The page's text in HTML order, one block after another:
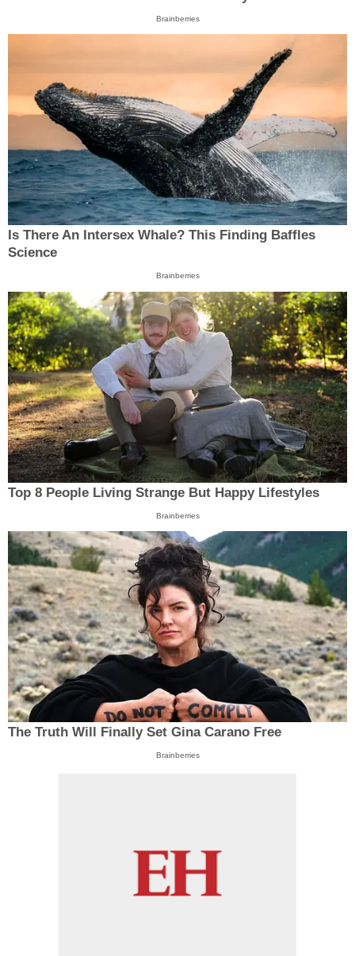
Brainberries
Is There An Intersex Whale? This Finding Baffles
Science
Brainberries
Top 8 People Living Strange But Happy Lifestyles
Brainberries
The Truth Will Finally Set Gina Carano Free
Brainberries